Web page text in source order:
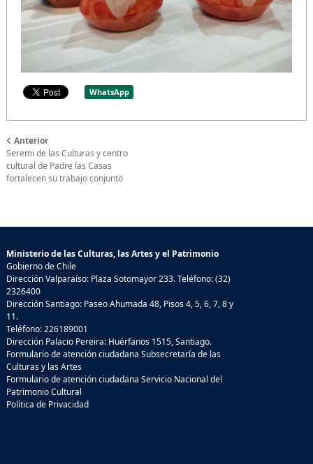
WhatsApp
Anterior
Seremi de las Culturas y centro
cultural de Padre las Casas
fortalecen su trabajo conjunto
Ministerio de las Culturas, las Artes y el Patrimonio
Gobierno de Chile
Dirección Valparaíso: Plaza Sotomayor 233. Teléfono: (32)
2326400
Dirección Santiago: Paseo Ahumada 48, Pisos 4, 5, 6, 7, 8 y
11.
Teléfono: 226189001
Dirección Palacio Pereira: Huérfanos 1515, Santiago.
Formulario de atención ciudadana Subsecretaría de las
Culturas y las Artes
Formulario de atención ciudadana Servicio Nacional del
Patrimonio Cultural
Política de Privacidad